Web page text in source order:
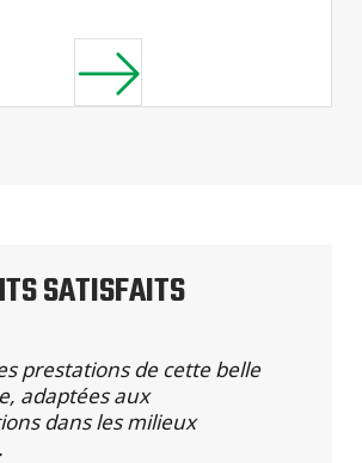
SATISFAITS
prestations de cette belle
adaptées aux
dans les milieux